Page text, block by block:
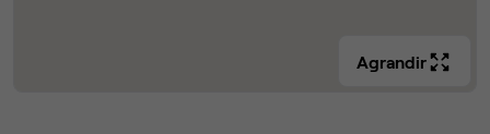
Agrandir